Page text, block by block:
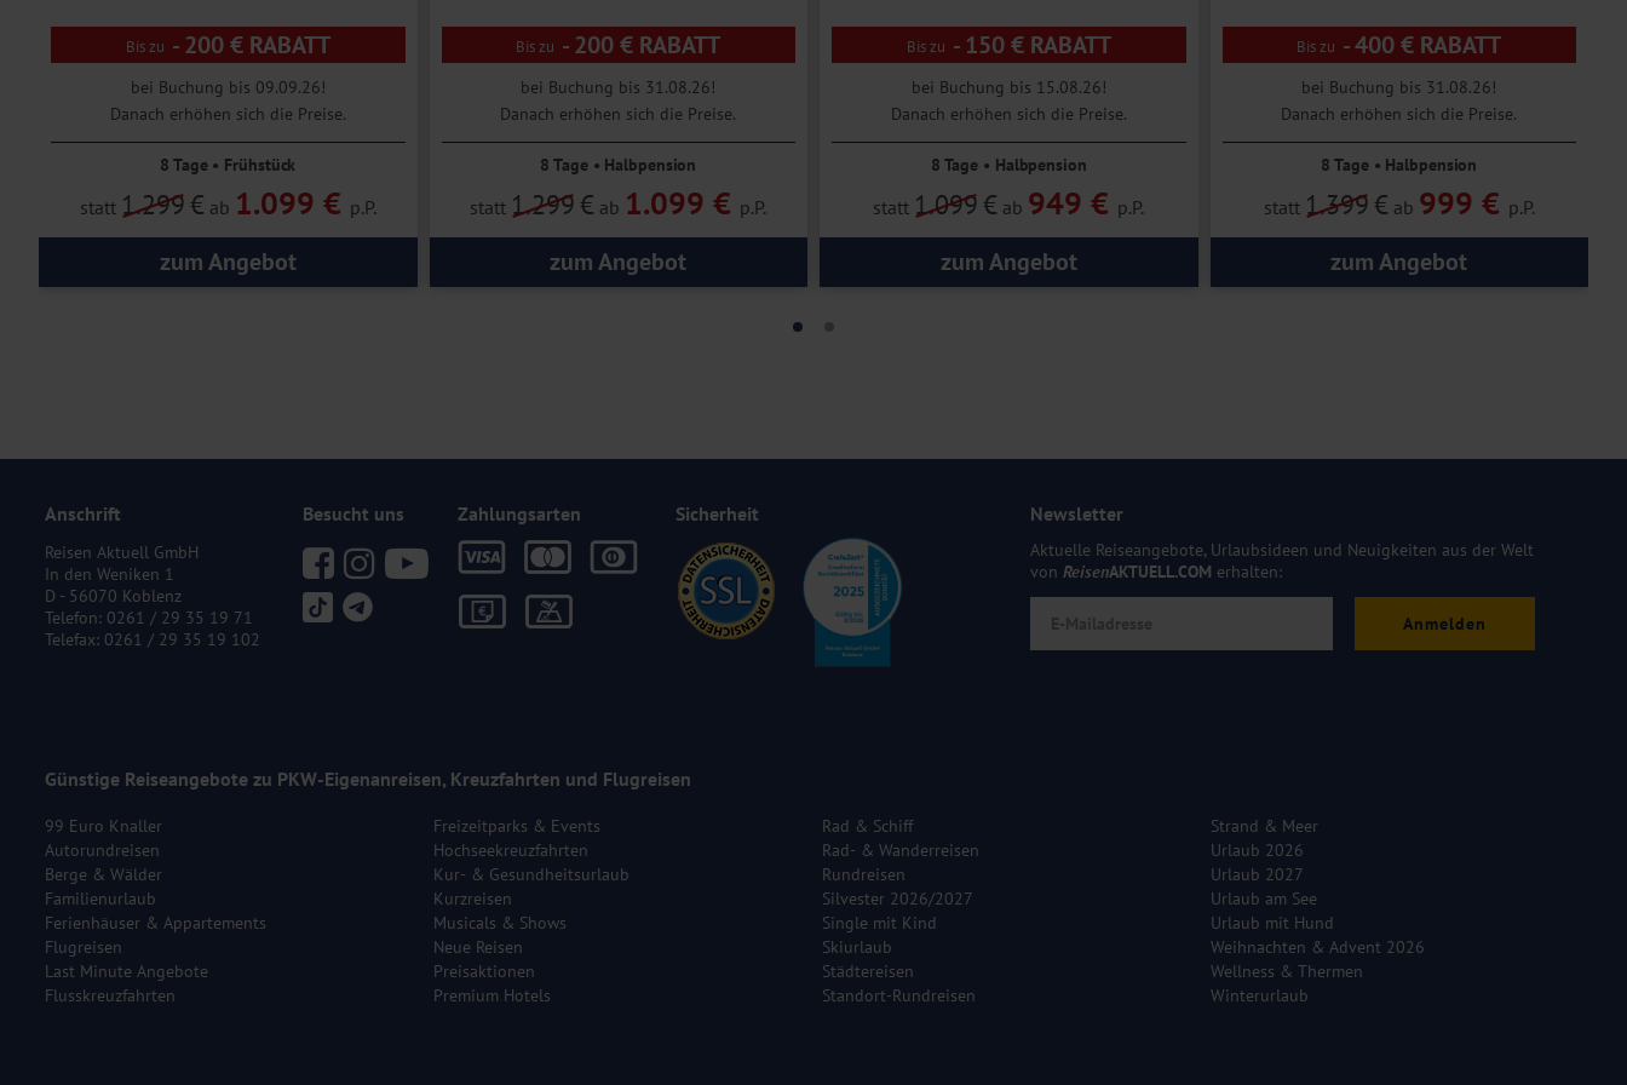
Burg- und Festungsanlage Castello dei Ruffo. Sie soll von dem griechischen Tyrannen Anaxillas zum Schutz vor Piraten erbaut worden sein.
Auf dem Weg zurück zum Hotel fahren Sie an der atemberaubenden Landschaft der Costa Viola vorbei. Das Meer schimmert hier aufgrund
der besonderen Sonneneinstrahlung in violetten Farbtönen.
- 200 € RABATT
bei Buchung bis 09.09.26!
Danach erhöhen sich die Preise.
8 Tage • Frühstück
statt 1.299€ ab 1.099 € p.P.
zum Angebot
- 200 € RABATT
bei Buchung bis 31.08.26!
Danach erhöhen sich die Preise.
8 Tage • Halbpension
statt 1.299€ ab 1.099 € p.P.
zum Angebot
- 150 € RABATT
bei Buchung bis 15.08.26!
Danach erhöhen sich die Preise.
8 Tage • Halbpension
statt 1.099€ ab 949 € p.P.
zum Angebot
- 400 € RABATT
bei Buchung bis 31.08.26!
Danach erhöhen sich die Preise.
8 Tage • Halbpension
statt 1.399€ ab 999 € p.P.
zum Angebot
Anschrift
Reisen Aktuell GmbH
In den Weniken 1
D - 56070 Koblenz
Telefon: 0261 / 29 35 19 71
Telefax: 0261 / 29 35 19 102
Besucht uns Zahlungsarten Sicherheit Newsletter
Aktuelle Reiseangebote, Urlaubsideen und Neuigkeiten aus der Welt
von ReisenAKTUELL.COM erhalten:
Anmelden
Günstige Reiseangebote zu PKW-Eigenanreisen, Kreuzfahrten und Flugreisen
99 Euro Knaller
Autorundreisen
Berge & Wälder
Familienurlaub
Ferienhäuser & Appartements
Flugreisen
Last Minute Angebote
Flusskreuzfahrten
Freizeitparks & Events
Hochseekreuzfahrten
Kur- & Gesundheitsurlaub
Kurzreisen
Musicals & Shows
Neue Reisen
Preisaktionen
Premium Hotels
Rad & Schiff
Rad- & Wanderreisen
Rundreisen
Silvester 2026/2027
Single mit Kind
Skiurlaub
Städtereisen
Standort-Rundreisen
Strand & Meer
Urlaub 2026
Urlaub 2027
Urlaub am See
Urlaub mit Hund
Weihnachten & Advent 2026
Wellness & Thermen
Winterurlaub